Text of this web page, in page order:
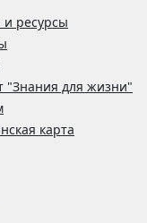
и ресурсы
"Знания для жизни"
карта